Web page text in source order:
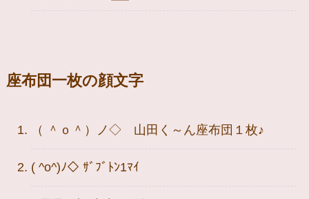
座布団一枚の顔文字
（ ＾ｏ＾）ノ◇ 山田く～ん座布団１枚♪
( ^o^)ﾉ◇ ｻﾞﾌﾞﾄﾝ1ﾏｲ